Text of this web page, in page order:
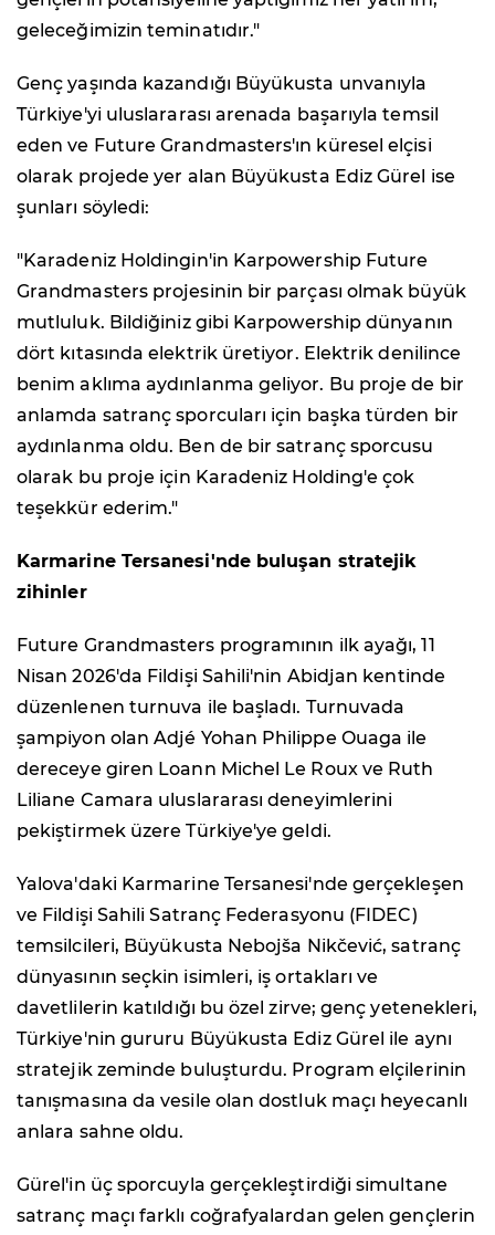
geleceğimizin teminatıdır."
Genç yaşında kazandığı Büyükusta unvanıyla
Türkiye'yi uluslararası arenada başarıyla temsil
eden ve Future Grandmasters'ın küresel elçisi
olarak projede yer alan Büyükusta Ediz Gürel ise
şunları söyledi:
"Karadeniz Holdingin'in Karpowership Future
Grandmasters projesinin bir parçası olmak büyük
mutluluk. Bildiğiniz gibi Karpowership dünyanın
dört kıtasında elektrik üretiyor. Elektrik denilince
benim aklıma aydınlanma geliyor. Bu proje de bir
anlamda satranç sporcuları için başka türden bir
aydınlanma oldu. Ben de bir satranç sporcusu
olarak bu proje için Karadeniz Holding'e çok
teşekkür ederim."
Karmarine Tersanesi'nde buluşan stratejik
zihinler
Future Grandmasters programının ilk ayağı, 11
Nisan 2026'da Fildişi Sahili'nin Abidjan kentinde
düzenlenen turnuva ile başladı. Turnuvada
şampiyon olan Adjé Yohan Philippe Ouaga ile
dereceye giren Loann Michel Le Roux ve Ruth
Liliane Camara uluslararası deneyimlerini
pekiştirmek üzere Türkiye'ye geldi.
Yalova'daki Karmarine Tersanesi'nde gerçekleşen
ve Fildişi Sahili Satranç Federasyonu (FIDEC)
temsilcileri, Büyükusta Nebojša Nikčević, satranç
dünyasının seçkin isimleri, iş ortakları ve
davetlilerin katıldığı bu özel zirve; genç yetenekleri,
Türkiye'nin gururu Büyükusta Ediz Gürel ile aynı
stratejik zeminde buluşturdu. Program elçilerinin
tanışmasına da vesile olan dostluk maçı heyecanlı
anlara sahne oldu.
Gürel'in üç sporcuyla gerçekleştirdiği simultane
satranç maçı farklı coğrafyalardan gelen gençlerin